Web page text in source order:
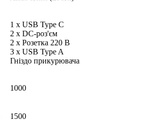
1 x USB Type C
2 x DC-роз'єм
2 х Розетка 220 В
3 x USB Type A
Гніздо прикурювача
1000
1500